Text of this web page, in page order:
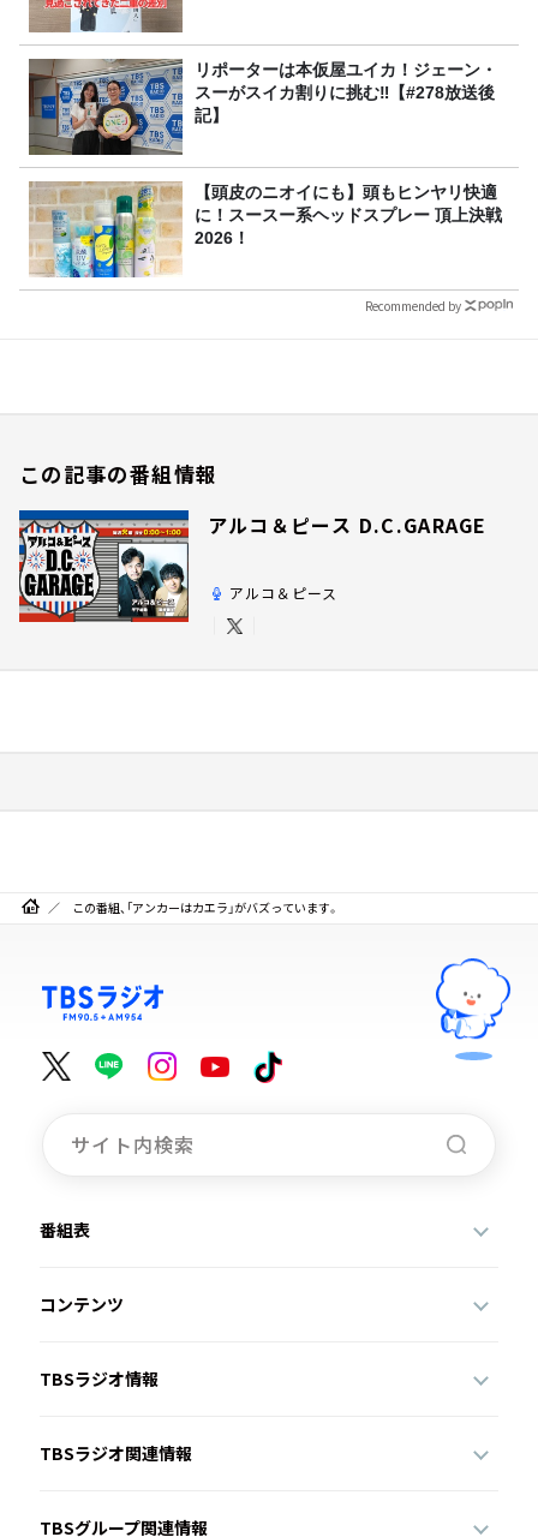
リポーターは本仮屋ユイカ！ジェーン・
スーがスイカ割りに挑む‼【#278放送後
記】
【頭皮のニオイにも】頭もヒンヤリ快適
に！スースー系ヘッドスプレー 頂上決戦
2026！
Recommended by
この記事の番組情報
アルコ＆ピース D.C.GARAGE
アルコ＆ピース
この番組、「アンカーはカエラ」がバズっています。
番組表
コンテンツ
TBSラジオ情報
TBSラジオ関連情報
TBSグループ関連情報